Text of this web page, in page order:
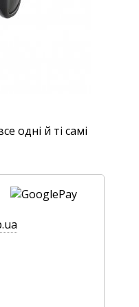
одні й ті самі